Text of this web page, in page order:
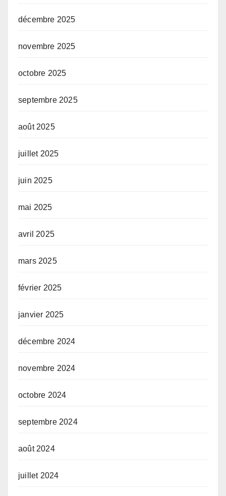
décembre 2025
novembre 2025
octobre 2025
septembre 2025
août 2025
juillet 2025
juin 2025
mai 2025
avril 2025
mars 2025
février 2025
janvier 2025
décembre 2024
novembre 2024
octobre 2024
septembre 2024
août 2024
juillet 2024